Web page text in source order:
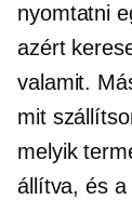
nyomtatni
azért
valamit.
mit
melyik
állítva, és a